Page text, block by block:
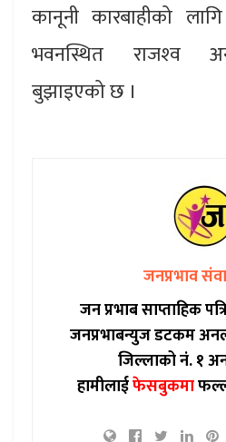
कानूनी कारबाहीको
भवनस्थित राजश्‍व
बुझाइएको छ ।
जनप्रभाव
जन प्रभाब साप्ताहिक
जनप्रभाबन्युज डटकम
जिल्लाको नं. १
हामीलाईफेसबुकमा